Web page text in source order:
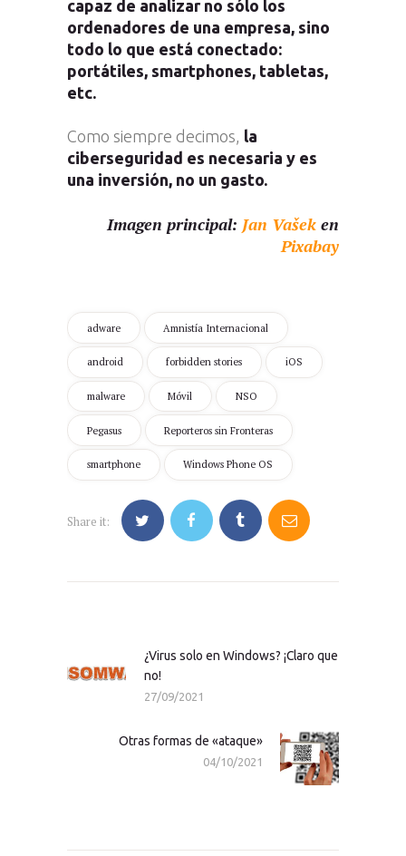
capaz de analizar no sólo los
ordenadores de una empresa, sino
todo lo que está conectado:
portátiles, smartphones, tabletas,
etc.
Como siempre decimos, la
ciberseguridad es necesaria y es
una inversión, no un gasto.
Imagen principal: Jan Vašek en
Pixabay
adware Amnistía Internacional
android forbidden stories iOS
malware Móvil NSO
Pegasus Reporteros sin Fronteras
smartphone Windows Phone OS
Share it:
entradasPrevious
post:
¿Virus solo en Windows? ¡Claro que
no!
27/09/2021
Next
post:
Otras formas de «ataque»
04/10/2021